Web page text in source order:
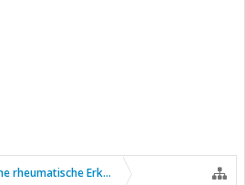
rheumatische Erkrankungen